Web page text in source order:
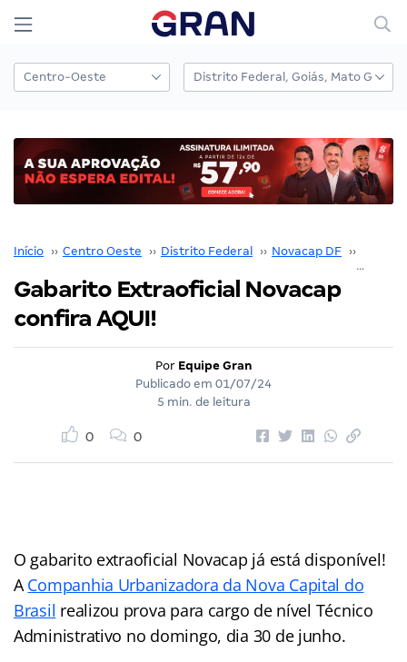
Início ›› Centro Oeste ›› Distrito Federal ›› Novacap DF ››
Gabarito Extraoficial Novacap
confira AQUI!
Por Equipe Gran
Publicado em 01/07/24
5 min. de leitura
0 0
O gabarito extraoficial Novacap já está disponível!
ACompanhia Urbanizadora da Nova Capital do
Brasil realizou prova para cargo de nível Técnico
Administrativo no domingo, dia 30 de junho.